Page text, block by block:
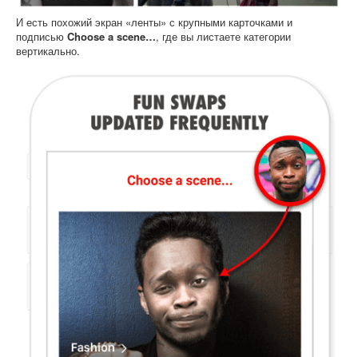
И есть похожий экран «ленты» с крупными карточками и
подписью Choose a scene…, где вы листаете категории
вертикально.